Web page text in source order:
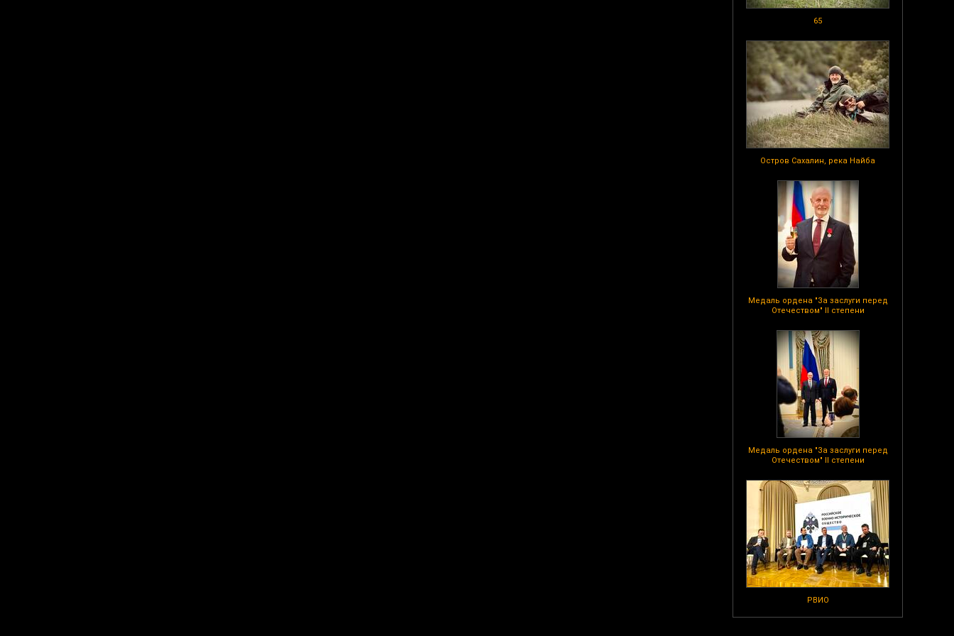
65
Остров Сахалин, река Найба
Медаль ордена "За заслуги перед
Отечеством" II степени
Медаль ордена "За заслуги перед
Отечеством" II степени
РВИО